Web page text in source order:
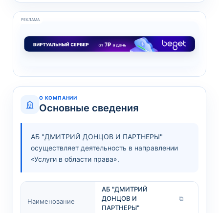
РЕКЛАМА
О КОМПАНИИ
Основные сведения
АБ "ДМИТРИЙ ДОНЦОВ И ПАРТНЕРЫ"
осуществляет деятельность в направлении
«Услуги в области права».
Наименование
АБ "ДМИТРИЙ
ДОНЦОВ И
ПАРТНЕРЫ"
⧉